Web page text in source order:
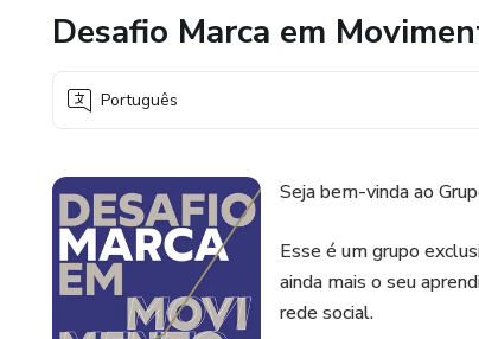
Desafio Marca em
Português
Seja bem-vinda ao
Esse é um grupo
ainda mais o seu
rede social.